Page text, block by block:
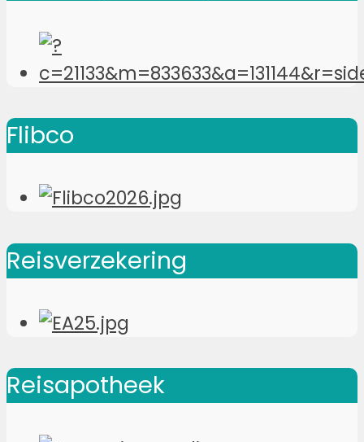
Flibco
Reisverzekering
Reisapotheek